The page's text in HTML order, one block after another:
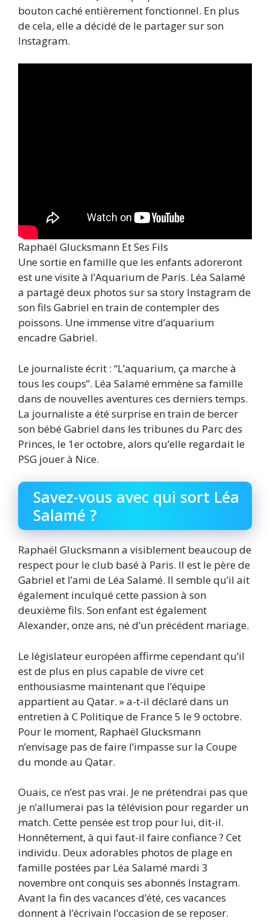
bouton caché entièrement fonctionnel. En plus
de cela, elle a décidé de le partager sur son
Instagram.
Raphaël Glucksmann Et Ses Fils
Une sortie en famille que les enfants adoreront
est une visite à l’Aquarium de Paris. Léa Salamé
a partagé deux photos sur sa story Instagram de
son fils Gabriel en train de contempler des
poissons. Une immense vitre d’aquarium
encadre Gabriel.
Le journaliste écrit : “L’aquarium, ça marche à
tous les coups”. Léa Salamé emmène sa famille
dans de nouvelles aventures ces derniers temps.
La journaliste a été surprise en train de bercer
son bébé Gabriel dans les tribunes du Parc des
Princes, le 1er octobre, alors qu’elle regardait le
PSG jouer à Nice.
Savez-vous avec qui sort Léa
Salamé ?
Raphaël Glucksmann a visiblement beaucoup de
respect pour le club basé à Paris. Il est le père de
Gabriel et l’ami de Léa Salamé. Il semble qu’il ait
également inculqué cette passion à son
deuxième fils. Son enfant est également
Alexander, onze ans, né d’un précédent mariage.
Le législateur européen affirme cependant qu’il
est de plus en plus capable de vivre cet
enthousiasme maintenant que l’équipe
appartient au Qatar. » a-t-il déclaré dans un
entretien à C Politique de France 5 le 9 octobre.
Pour le moment, Raphaël Glucksmann
n’envisage pas de faire l’impasse sur la Coupe
du monde au Qatar.
Ouais, ce n’est pas vrai. Je ne prétendrai pas que
je n’allumerai pas la télévision pour regarder un
match. Cette pensée est trop pour lui, dit-il.
Honnêtement, à qui faut-il faire confiance ? Cet
individu. Deux adorables photos de plage en
famille postées par Léa Salamé mardi 3
novembre ont conquis ses abonnés Instagram.
Avant la fin des vacances d’été, ces vacances
donnent à l’écrivain l’occasion de se reposer.